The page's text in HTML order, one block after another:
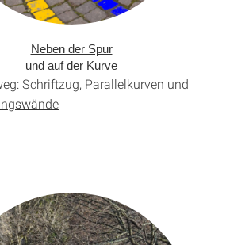
Neben der Spur
und auf der Kurve
Schriftzug, Parallel­kurven und